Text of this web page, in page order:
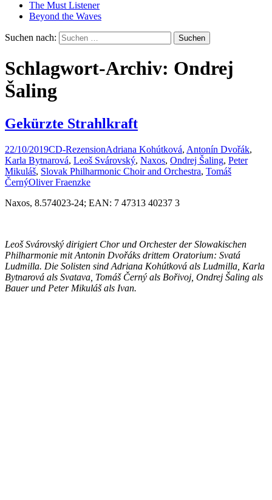
The Must Listener
Beyond the Waves
Suchen nach:
Schlagwort-Archiv: Ondrej
Šaling
Gekürzte Strahlkraft
22/10/2019CD-RezensionAdriana Kohútková, Antonín Dvořák,
Karla Bytnarová, Leoš Svárovský, Naxos, Ondrej Šaling, Peter
Mikuláš, Slovak Philharmonic Choir and Orchestra, Tomáš
ČernýOliver Fraenzke
Naxos, 8.574023-24; EAN: 7 47313 40237 3
Leoš Svárovský dirigiert Chor und Orchester der Slowakischen
Philharmonie mit Antonin Dvořáks drittem Oratorium: Svatá
Ludmilla. Die Solisten sind Adriana Kohútková als Ludmilla, Karla
Bytnarová als Svatava, Tomáš Černý als Bořivoj , Ondrej Šaling als
Bauer und Peter Mikuláš als Ivan.